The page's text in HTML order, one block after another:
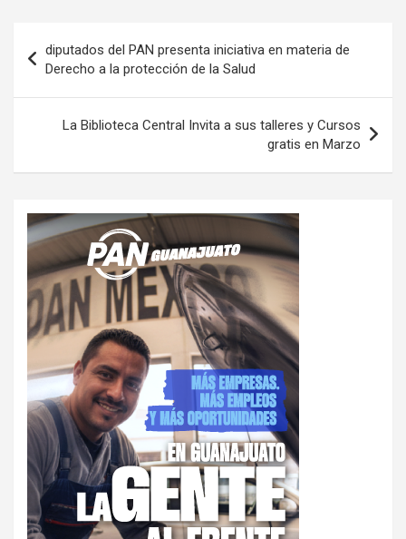
de
entradas
diputados del PAN presenta iniciativa en materia de
Derecho a la protección de la Salud
La Biblioteca Central Invita a sus talleres y Cursos
gratis en Marzo